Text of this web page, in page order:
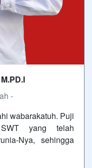
-
wabarakatuh. Puji
yang telah
Nya, sehingga